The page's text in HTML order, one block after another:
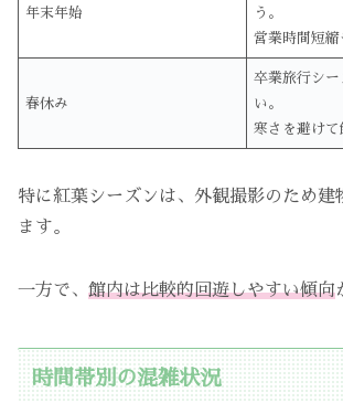
年末年始
う。
営業時間短縮
春休み
卒業旅行シ
い。
寒さを避けて
特に紅葉シーズンは、外観撮影のため建
ます。
一方で、 館内は比較的回遊しやすい傾向
時間帯別の混雑状況